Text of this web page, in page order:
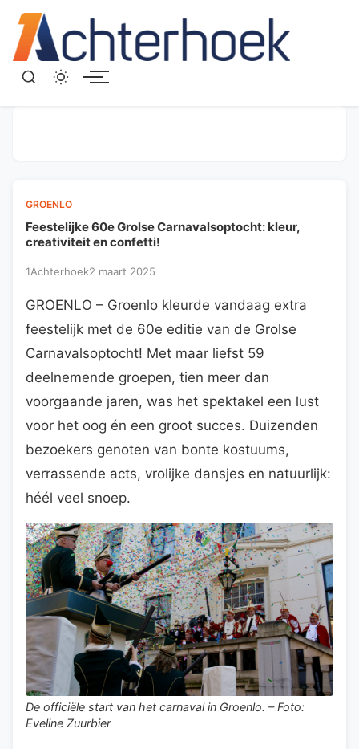
GROENLO
Feestelijke 60e Grolse Carnavalsoptocht: kleur,
creativiteit en confetti!
1Achterhoek2 maart 2025
GROENLO – Groenlo kleurde vandaag extra
feestelijk met de 60e editie van de Grolse
Carnavalsoptocht! Met maar liefst 59
deelnemende groepen, tien meer dan
voorgaande jaren, was het spektakel een lust
voor het oog én een groot succes. Duizenden
bezoekers genoten van bonte kostuums,
verrassende acts, vrolijke dansjes en natuurlijk:
héél veel snoep.
De officiële start van het carnaval in Groenlo. – Foto:
Eveline Zuurbier